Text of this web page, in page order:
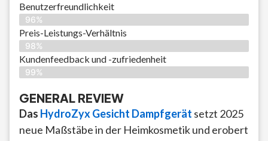
Benutzerfreundlichkeit
96%
Preis-Leistungs-Verhältnis
98%
Kundenfeedback und -zufriedenheit
99%
GENERAL REVIEW
Das HydroZyx Gesicht Dampfgerät setzt 2025
neue Maßstäbe in der Heimkosmetik und erobert